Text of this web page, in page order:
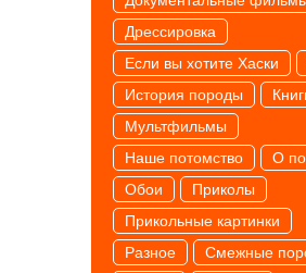
Дрессировка
Если вы хотите Хаски
История породы
Мультфильмы
Наше потомство
О
Обои
Приколы
Прикольные картинки
Разное
Смежные